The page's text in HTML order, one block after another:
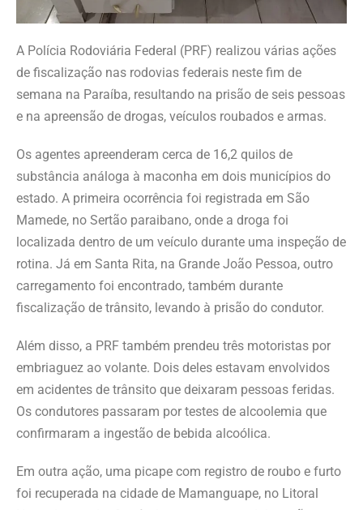
A Polícia Rodoviária Federal (PRF) realizou várias ações
de fiscalização nas rodovias federais neste fim de
semana na Paraíba, resultando na prisão de seis pessoas
e na apreensão de drogas, veículos roubados e armas.
Os agentes apreenderam cerca de 16,2 quilos de
substância análoga à maconha em dois municípios do
estado. A primeira ocorrência foi registrada em São
Mamede, no Sertão paraibano, onde a droga foi
localizada dentro de um veículo durante uma inspeção de
rotina. Já em Santa Rita, na Grande João Pessoa, outro
carregamento foi encontrado, também durante
fiscalização de trânsito, levando à prisão do condutor.
Além disso, a PRF também prendeu três motoristas por
embriaguez ao volante. Dois deles estavam envolvidos
em acidentes de trânsito que deixaram pessoas feridas.
Os condutores passaram por testes de alcoolemia que
confirmaram a ingestão de bebida alcoólica.
Em outra ação, uma picape com registro de roubo e furto
foi recuperada na cidade de Mamanguape, no Litoral